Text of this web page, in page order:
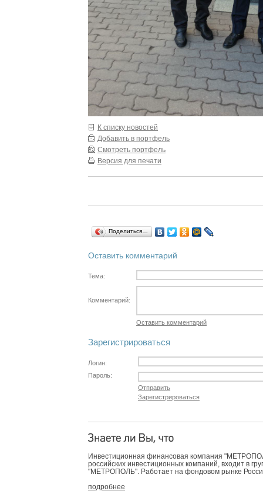
К списку новостей
Добавить в портфель
Смотреть портфель
Версия для печати
Поделиться…
Оставить комментарий
Тема:
Комментарий:
Оставить комментарий
Зарегистрироваться
Логин:
Пароль:
Отправить
Зарегистрироваться
Инвестиционная финансовая компания
российских инвестиционных компаний, входит в
"МЕТРОПОЛЬ". Работает на фондовом рынке
подробнее